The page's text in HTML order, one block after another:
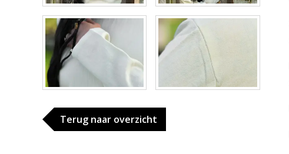
Terug naar overzicht